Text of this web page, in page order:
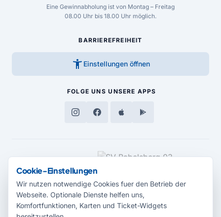
Eine Gewinnabholung ist von Montag – Freitag
08.00 Uhr bis 18.00 Uhr möglich.
BARRIEREFREIHEIT
accessibility_new Einstellungen öffnen
FOLGE UNS UNSERE APPS
MEDIENPARTNER
Cookie-Einstellungen
Wir nutzen notwendige Cookies fuer den Betrieb der
Webseite. Optionale Dienste helfen uns,
Komfortfunktionen, Karten und Ticket-Widgets